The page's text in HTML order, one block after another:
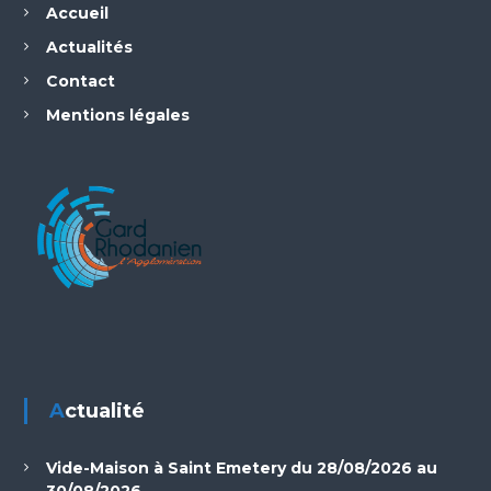
Accueil
Actualités
Contact
Mentions légales
Actualité
Vide-Maison à Saint Emetery du 28/08/2026 au